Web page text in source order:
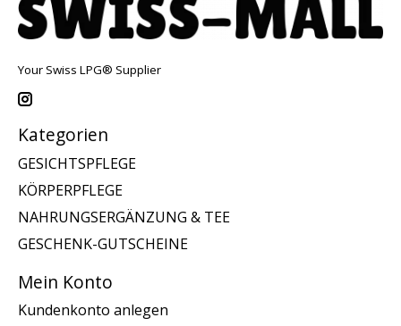
Your Swiss LPG® Supplier
Kategorien
GESICHTSPFLEGE
KÖRPERPFLEGE
NAHRUNGSERGÄNZUNG & TEE
GESCHENK-GUTSCHEINE
Mein Konto
Kundenkonto anlegen